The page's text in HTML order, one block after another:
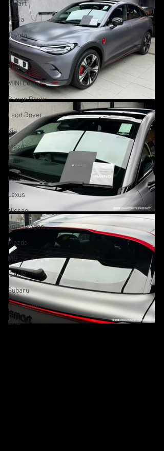
Smart
Tesla
Toyota
Xpeng
Zeekr
MINI Cooper
Range Rover
Land Rover
Kia
Mazda
Bentley
Lexus
Lexus
Nissan
Volkswagen
Mazda
MG
iCAUR
Subaru
Leapmotor
GAC